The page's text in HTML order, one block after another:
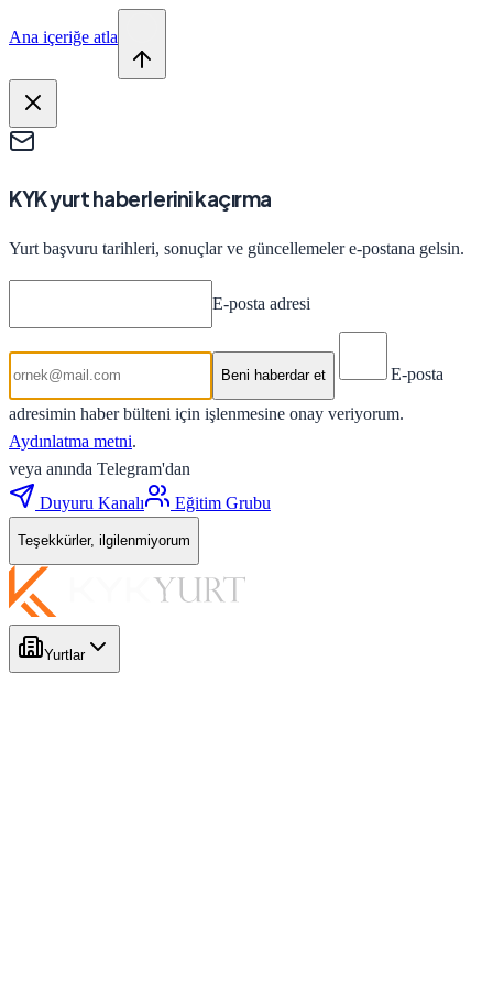
Ana içeriğe atla
KYK yurt haberlerini kaçırma
Yurt başvuru tarihleri, sonuçlar ve güncellemeler e-postana gelsin.
E-posta adresi
Beni haberdar et E-posta
adresimin haber bülteni için işlenmesine onay veriyorum.
Aydınlatma metni.
veya anında Telegram'dan
Duyuru Kanalı
Eğitim Grubu
Teşekkürler, ilgilenmiyorum
Yurtlar